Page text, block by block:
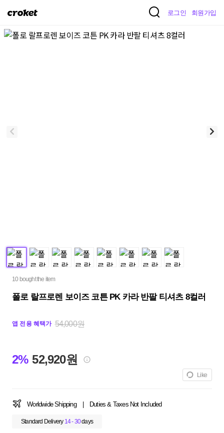
크
켓
로그인 회원가입
10 bought the item
폴로 랄프로렌 보이즈 코튼 PK 카라 반팔 티셔츠 8컬러
앱 전용 혜택가 54,000원
2% 52,920원
Like
Worldwide Shipping Duties & Taxes Not Included
Standard Delivery 14 - 30days